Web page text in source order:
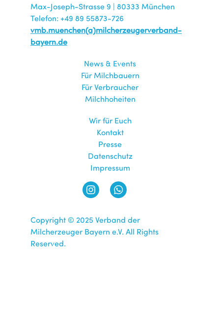
Max-Joseph-Strasse 9 | 80333 München
Telefon: +49 89 55873-726
vmb.muenchen(a)milcherzeugerverband-
bayern.de
News & Events
Für Milchbauern
Für Verbraucher
Milchhoheiten
Wir für Euch
Kontakt
Presse
Datenschutz
Impressum
Copyright © 2025 Verband der
Milcherzeuger Bayern e.V. All Rights
Reserved.